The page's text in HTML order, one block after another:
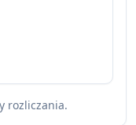
rozliczania.